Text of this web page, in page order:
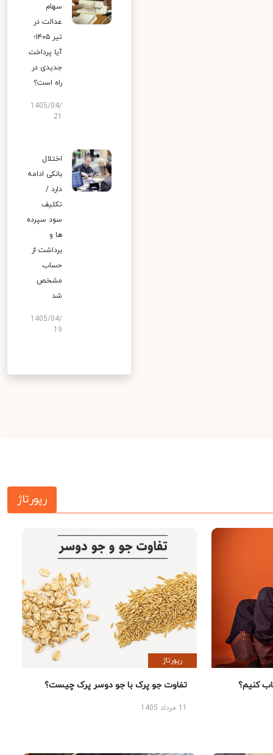
سهام
عدالت در
تیر ۱۴۰۵؛
آیا پرداخت
جدیدی در
راه است؟
1405/04/
اختلال
بانکی ادامه
دارد /
تکلیف
سود سپرده
ها و
برداشت از
حساب
مشخص
شد
1405/04/
19
رپورتاژ
کنیم؟
رپورتاژ
تفاوت جو پرک با جو دوسر پرک چیست؟